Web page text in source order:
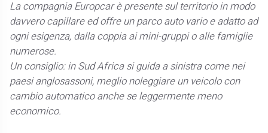
La compagnia Europcar è presente sul territorio in modo
davvero capillare ed offre un parco auto vario e adatto ad
ogni esigenza, dalla coppia ai mini-gruppi o alle famiglie
numerose.
Un consiglio: in Sud Africa si guida a sinistra come nei
paesi anglosassoni, meglio noleggiare un veicolo con
cambio automatico anche se leggermente meno
economico.